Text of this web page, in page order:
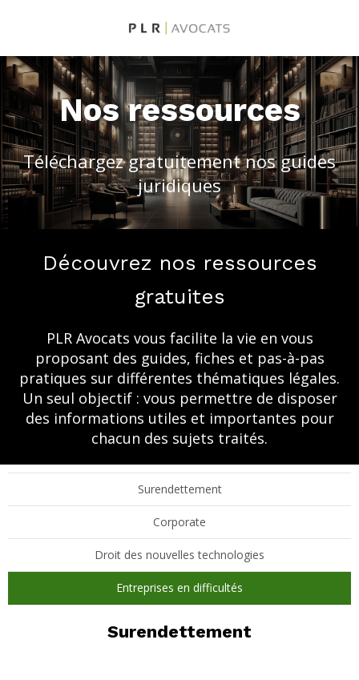
Nos ressources
Téléchargez gratuitement nos guides
juridiques
Découvrez nos ressources
gratuites
PLR Avocats vous facilite la vie en vous
proposant des guides, fiches et pas-à-pas
pratiques sur différentes thématiques légales.
Un seul objectif : vous permettre de disposer
des informations utiles et importantes pour
chacun des sujets traités.
Surendettement
Corporate
Droit des nouvelles technologies
Entreprises en difficultés
Surendettement